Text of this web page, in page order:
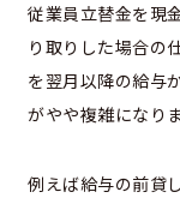
従業員立替金を現
り取りした場合の
を翌月以降の給与
がやや複雑になりま
例えば給与の前貸